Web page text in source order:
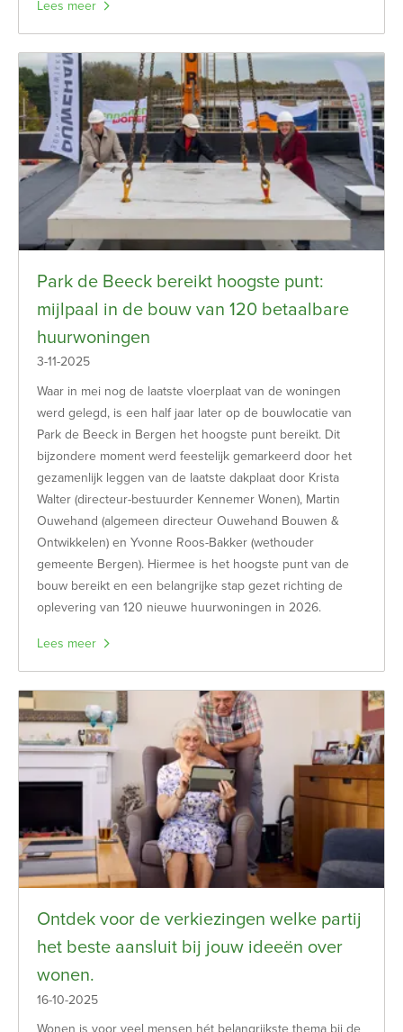
Lees meer
Park de Beeck bereikt hoogste punt:
mijlpaal in de bouw van 120 betaalbare
huurwoningen
3-11-2025
Waar in mei nog de laatste vloerplaat van de woningen
werd gelegd, is een half jaar later op de bouwlocatie van
Park de Beeck in Bergen het hoogste punt bereikt. Dit
bijzondere moment werd feestelijk gemarkeerd door het
gezamenlijk leggen van de laatste dakplaat door Krista
Walter (directeur-bestuurder Kennemer Wonen), Martin
Ouwehand (algemeen directeur Ouwehand Bouwen &
Ontwikkelen) en Yvonne Roos-Bakker (wethouder
gemeente Bergen). Hiermee is het hoogste punt van de
bouw bereikt en een belangrijke stap gezet richting de
oplevering van 120 nieuwe huurwoningen in 2026.
Lees meer
Ontdek voor de verkiezingen welke partij
het beste aansluit bij jouw ideeën over
wonen.
16-10-2025